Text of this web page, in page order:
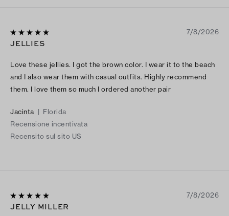
7/8/2026
JELLIES
Love these jellies. I got the brown color. I wear it to the beach
and I also wear them with casual outfits. Highly recommend
them. I love them so much I ordered another pair
Jacinta | Florida
Recensione incentivata
Recensito sul sito US
7/8/2026
JELLY MILLER